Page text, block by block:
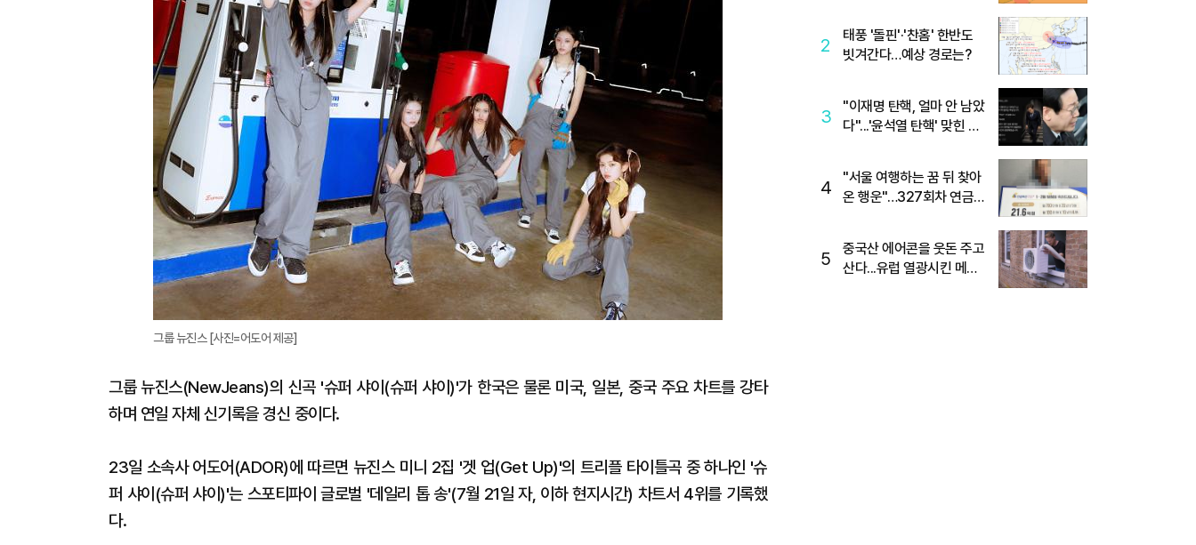
지
대
그룹 뉴진스 [사진=어도어 제공]
그룹 뉴진스(NewJeans)의 신곡 '슈퍼 샤이(슈퍼 샤이)'가 한국은 물론 미국, 일본, 중국 주요 차트를 강타
하며 연일 자체 신기록을 경신 중이다.
23일 소속사 어도어(ADOR)에 따르면 뉴진스 미니 2집 '겟 업(Get Up)'의 트리플 타이틀곡 중 하나인 '슈
퍼 샤이(슈퍼 샤이)'는 스포티파이 글로벌 '데일리 톱 송'(7월 21일 자, 이하 현지시간) 차트서 4위를 기록했
다.
2
태풍 '돌핀'·'찬홈' 한반도
빗겨간다…예상 경로는?
3
"이재명 탄핵, 얼마 안 남았
다"...'윤석열 탄핵' 맞힌 무
4
"서울 여행하는 꿈 뒤 찾아
온 행운"…327회차 연금
5
중국산 에어콘을 웃돈 주고
산다...유럽 열광시킨 메이